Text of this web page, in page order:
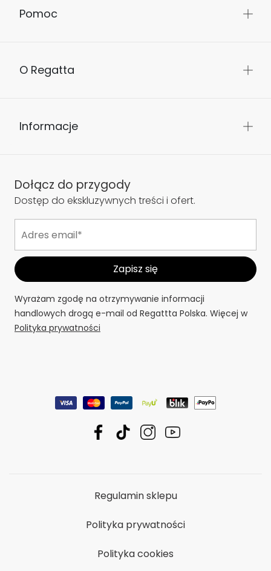
Pomoc
O Regatta
Informacje
Dołącz do przygody
Dostęp do ekskluzywnych treści i ofert.
Wyrażam zgodę na otrzymywanie informacji
handlowych drogą e-mail od Regattta Polska. Więcej w
Polityka prywatności
Regulamin sklepu
Polityka prywatności
Polityka cookies